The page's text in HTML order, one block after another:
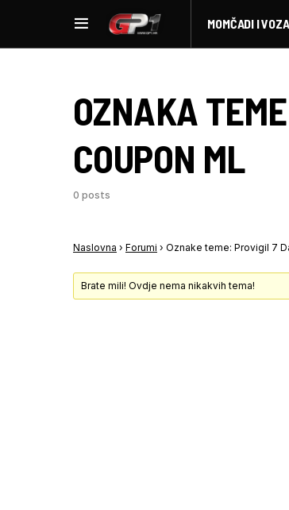
MOMČADI I
OZNAKA
COUPON ML
0 posts
Naslovna › Forumi › Oznake teme: Provigil 7
Brate mili! Ovdje nema nikakvih tema!